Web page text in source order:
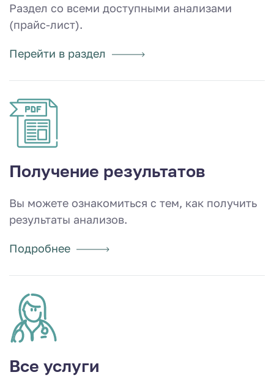
Раздел со всеми доступными анализами
(прайс-лист).
Перейти в раздел
Получение результатов
Вы можете ознакомиться с тем, как получить
результаты анализов.
Подробнее
Все услуги